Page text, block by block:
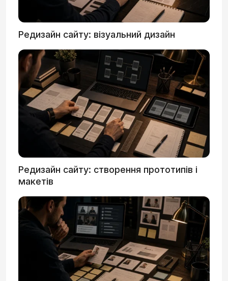
Редизайн сайту: візуальний дизайн
Редизайн сайту: створення прототипів і
макетів